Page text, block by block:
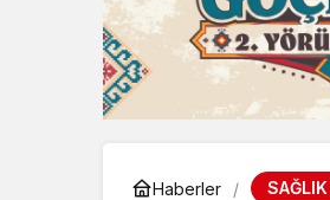
Haberler SAĞLIK